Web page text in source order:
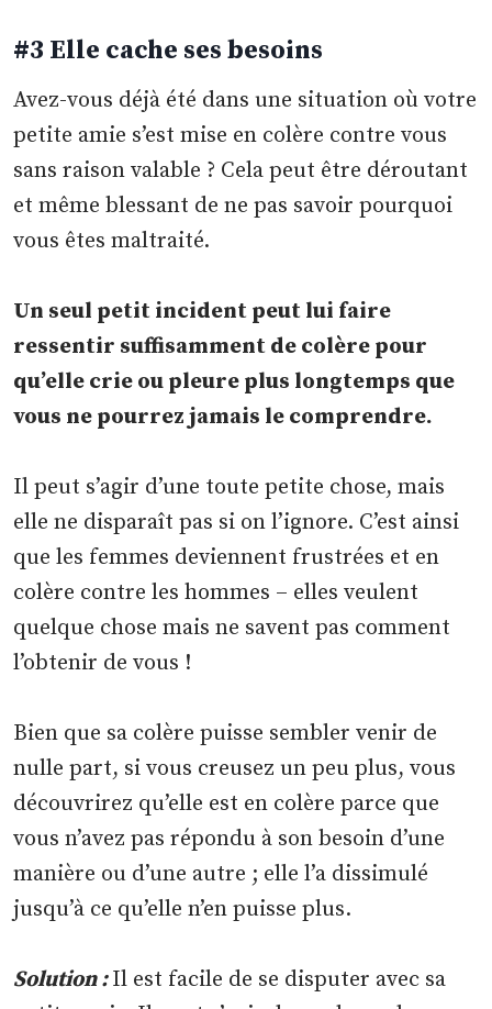
#3 Elle cache ses besoins
Avez-vous déjà été dans une situation où votre
petite amie s’est mise en colère contre vous
sans raison valable ? Cela peut être déroutant
et même blessant de ne pas savoir pourquoi
vous êtes maltraité.
Un seul petit incident peut lui faire
ressentir suffisamment de colère pour
qu’elle crie ou pleure plus longtemps que
vous ne pourrez jamais le comprendre.
Il peut s’agir d’une toute petite chose, mais
elle ne disparaît pas si on l’ignore. C’est ainsi
que les femmes deviennent frustrées et en
colère contre les hommes – elles veulent
quelque chose mais ne savent pas comment
l’obtenir de vous !
Bien que sa colère puisse sembler venir de
nulle part, si vous creusez un peu plus, vous
découvrirez qu’elle est en colère parce que
vous n’avez pas répondu à son besoin d’une
manière ou d’une autre ; elle l’a dissimulé
jusqu’à ce qu’elle n’en puisse plus.
Solution :Il est facile de se disputer avec sa